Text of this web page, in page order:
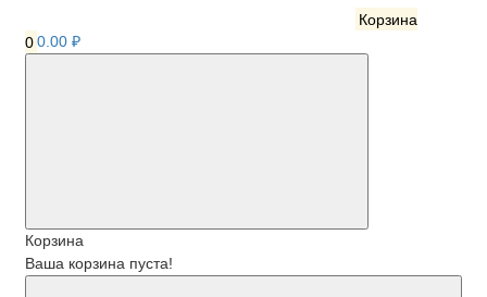
Корзина
00.00 ₽
Корзина
Ваша корзина пуста!